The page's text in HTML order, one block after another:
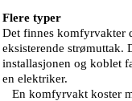
Flere typer
Det finnes komfyrvakter
eksisterende strømuttak.
installasjonen og koblet
en elektriker.
En komfyrvakt koster